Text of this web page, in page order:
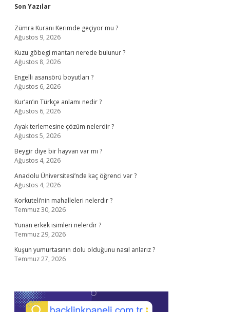
Sidebar
Son Yazılar
Zümra Kuranı Kerimde geçiyor mu ?
Ağustos 9, 2026
Kuzu göbegi mantarı nerede bulunur ?
Ağustos 8, 2026
Engelli asansörü boyutları ?
Ağustos 6, 2026
Kur’an’ın Türkçe anlamı nedir ?
Ağustos 6, 2026
Ayak terlemesine çözüm nelerdir ?
Ağustos 5, 2026
Beygir diye bir hayvan var mı ?
Ağustos 4, 2026
Anadolu Üniversitesi’nde kaç öğrenci var ?
Ağustos 4, 2026
Korkuteli’nin mahalleleri nelerdir ?
Temmuz 30, 2026
Yunan erkek isimleri nelerdir ?
Temmuz 29, 2026
Kuşun yumurtasının dolu olduğunu nasıl anlarız ?
Temmuz 27, 2026